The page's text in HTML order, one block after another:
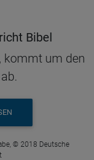
Bibel
kommt um den
© 2018 Deutsche